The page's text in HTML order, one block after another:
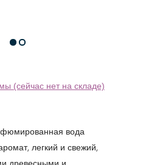
(сейчас нет на складе)
вода
легкий и свежий,